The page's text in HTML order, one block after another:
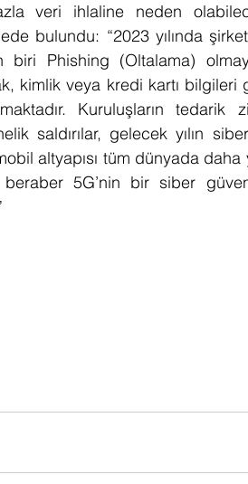
veri ihlaline neden
bulundu: “2023 yılında
biri Phishing (Oltalama)
kimlik veya kredi kartı bilgileri
Kuruluşların tedarik
saldırılar, gelecek yılın
altyapısı tüm dünyada daha
5G’nin bir siber